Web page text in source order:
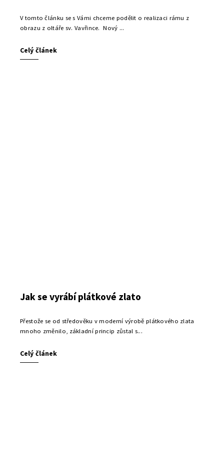
V tomto článku se s Vámi chceme podělit o realizaci rámu z
obrazu z oltáře sv. Vavřince. Nový ...
Celý článek
Jak se vyrábí plátkové zlato
Přestože se od středověku v moderní výrobě plátkového zlata
mnoho změnilo, základní princip zůstal s...
Celý článek